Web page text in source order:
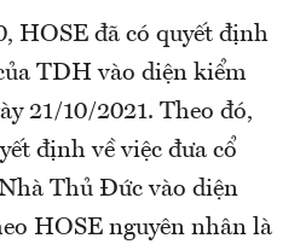
HOSE đã có quyết định
TDH vào diện kiểm
21/10/2021. Theo đó,
định về việc đưa cổ
Thủ Đức vào diện
HOSE nguyên nhân là